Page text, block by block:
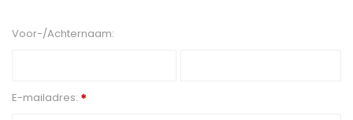
Voor-/Achternaam:
E-mailadres: *